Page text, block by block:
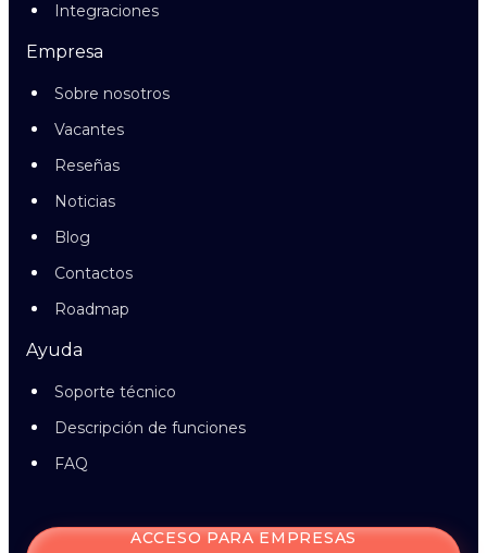
Integraciones
Empresa
Sobre nosotros
Vacantes
Reseñas
Noticias
Blog
Contactos
Roadmap
Ayuda
Soporte técnico
Descripción de funciones
FAQ
ACCESO PARA EMPRESAS